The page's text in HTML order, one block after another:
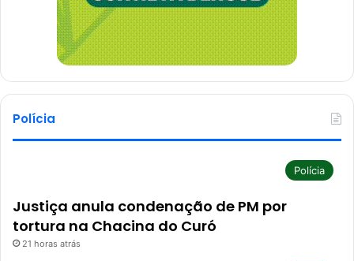
Polícia
Polícia
Justiça anula condenação de PM por
tortura na Chacina do Curó
21 horas atrás